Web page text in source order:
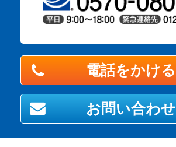
電話をかける
お問い合わせ